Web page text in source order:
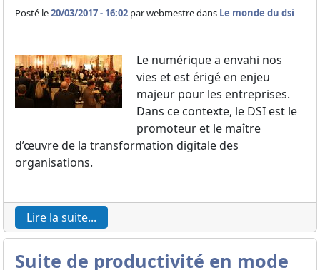
Posté le20/03/2017 - 16:02 parwebmestre dans Le monde du dsi
Le numérique a envahi nos
vies et est érigé en enjeu
majeur pour les entreprises.
Dans ce contexte, le DSI est le
promoteur et le maître
d’œuvre de la transformation digitale des
organisations.
Lire la suite...
Suite de productivité en mode